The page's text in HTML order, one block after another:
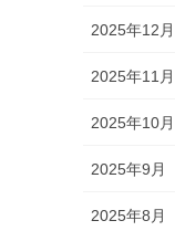
2025年12月
2025年11月
2025年10月
2025年9月
2025年8月